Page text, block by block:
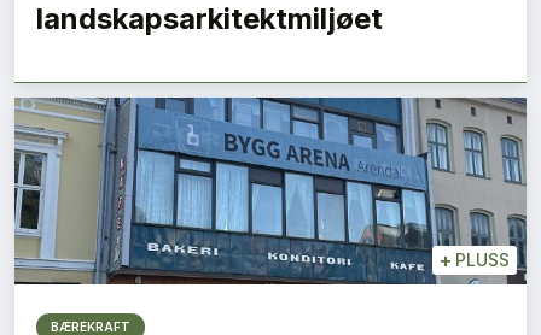
landskapsarkitektmiljøet
+ PLUSS
BÆREKRAFT